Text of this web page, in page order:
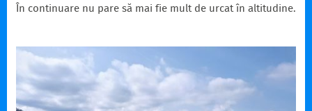
În continuare nu pare să mai fie mult de urcat în altitudine.